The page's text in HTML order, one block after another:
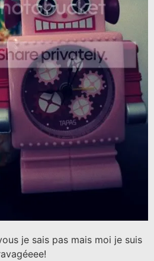
je sais pas mais moi je suis